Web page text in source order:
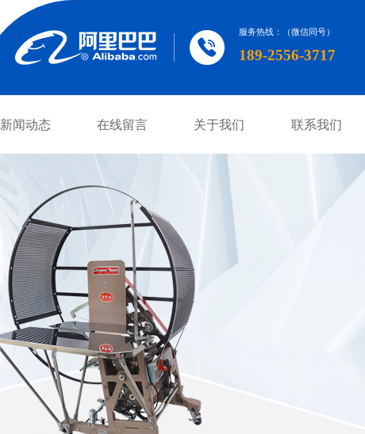
服务热线：（微信同号）
189-2556-3717
新闻动态 在线留言 关于我们 联系我们